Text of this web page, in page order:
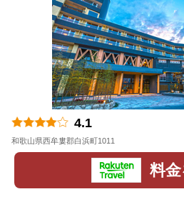
4.1
和歌山県西牟婁郡白浜町1011
料